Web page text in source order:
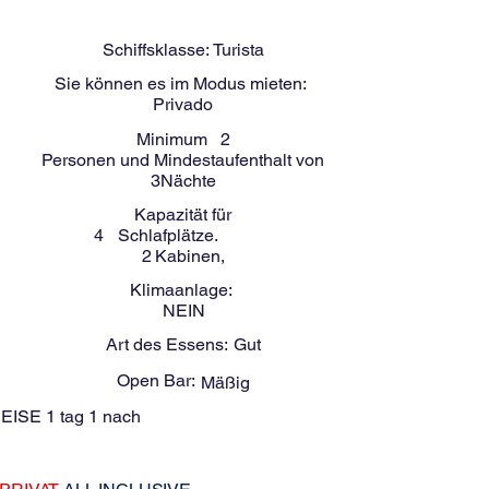
Schiffsklasse: Turista
Sie können es im Modus mieten:
Privado
Minimum
2
Personen und Mindestaufenthalt von
3Nächte
Kapazität für
4
Schlafplätze.
2 Kabinen,
Klimaanlage:
NEIN
Art des Essens: Gut
Open Bar: Mäßig
1 tag 1 nach